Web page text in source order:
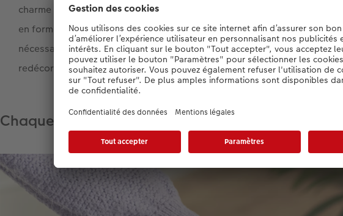
charme rétro tant apprécié. Il vous suffit ensuite de fixer les motifs
en forme de cœur à l’aide de colle ou de bandes adhésives double
nécessaire au collage photo : Pour un cadeau qui fera plaisir pendant
redécoré de manière flexible.
Chaque souvenir placé consciemment